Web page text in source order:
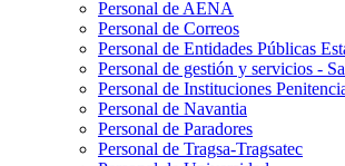
Personal de AENA
Personal de Correos
Personal de Entidades Públicas
Personal de gestión y servicios -
Personal de Instituciones
Personal de Navantia
Personal de Paradores
Personal de Tragsa-Tragsatec